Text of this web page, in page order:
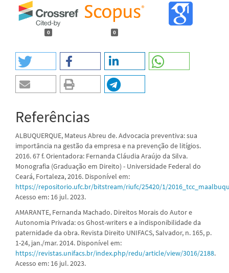
0 0
Referências
ALBUQUERQUE, Mateus Abreu de. Advocacia preventiva: sua
importância na gestão da empresa e na prevenção de litígios.
2016. 67 f. Orientadora: Fernanda Cláudia Araújo da Silva.
Monografia (Graduação em Direito) - Universidade Federal do
Ceará, Fortaleza, 2016. Disponível em:
https://repositorio.ufc.br/bitstream/riufc/25420/1/
Acesso em: 16 jul. 2023.
AMARANTE, Fernanda Machado. Direitos Morais do Autor e
Autonomia Privada: os Ghost-writers e a indisponibilidade da
paternidade da obra. Revista Direito UNIFACS, Salvador, n. 165, p.
1-24, jan./mar. 2014. Disponível em:
https://revistas.unifacs.br/index.php/redu/article/view/3016/2188.
Acesso em: 16 jul. 2023.